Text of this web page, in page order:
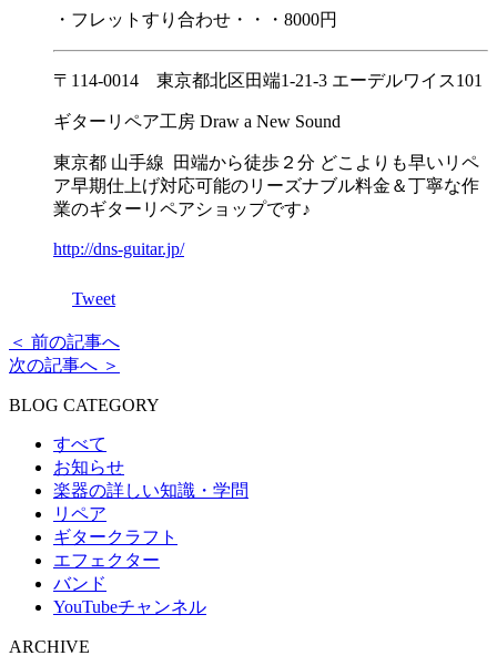
・フレットすり合わせ・・・8000円
〒114-0014 東京都北区田端1-21-3 エーデルワイス101
ギターリペア工房 Draw a New Sound
東京都 山手線 田端から徒歩２分 どこよりも早いリペ
ア早期仕上げ対応可能のリーズナブル料金＆丁寧な作
業のギターリペアショップです♪
http://dns-guitar.jp/
Tweet
＜ 前の記事へ
次の記事へ ＞
BLOG CATEGORY
すべて
お知らせ
楽器の詳しい知識・学問
リペア
ギタークラフト
エフェクター
バンド
YouTubeチャンネル
ARCHIVE